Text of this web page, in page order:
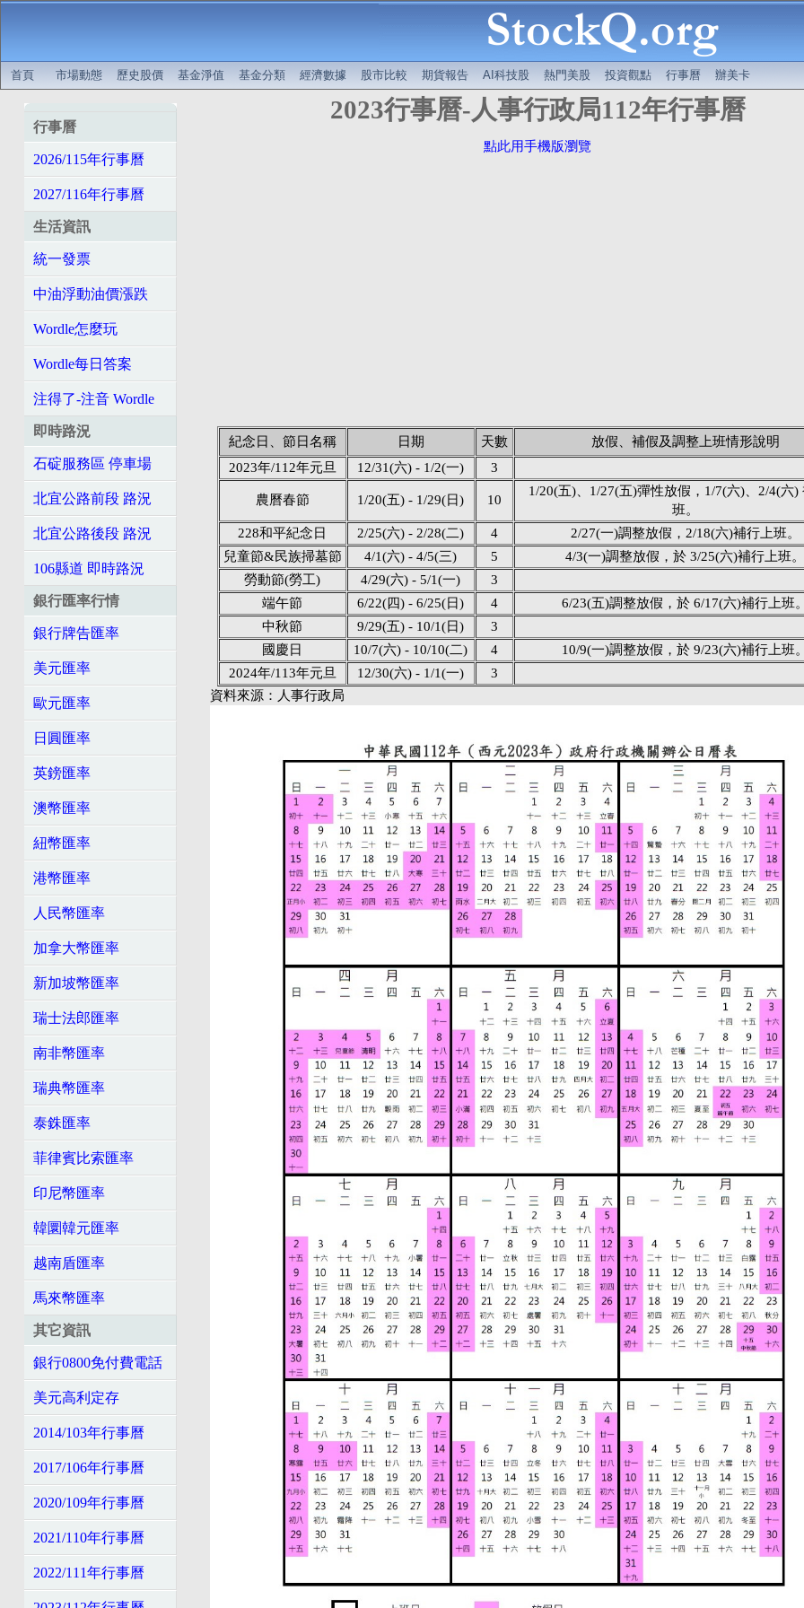
首頁 市場動態 歷史股價 基金淨值 基金分類 經濟數據 股市比較 期貨報告 AI科技股 熱門美股 投資觀點 行事曆 辦美卡
行事曆
2026/115年行事曆
2027/116年行事曆
生活資訊
統一發票
中油浮動油價漲跌
Wordle怎麼玩
Wordle每日答案
注得了-注音 Wordle
即時路況
石碇服務區 停車場
北宜公路前段 路況
北宜公路後段 路況
106縣道 即時路況
銀行匯率行情
銀行牌告匯率
美元匯率
歐元匯率
日圓匯率
英鎊匯率
澳幣匯率
紐幣匯率
港幣匯率
人民幣匯率
加拿大幣匯率
新加坡幣匯率
瑞士法郎匯率
南非幣匯率
瑞典幣匯率
泰銖匯率
菲律賓比索匯率
印尼幣匯率
韓圜韓元匯率
越南盾匯率
馬來幣匯率
其它資訊
銀行0800免付費電話
美元高利定存
2014/103年行事曆
2017/106年行事曆
2020/109年行事曆
2021/110年行事曆
2022/111年行事曆
2023行事曆-人事行政局112年行事曆
點此用手機版瀏覽
紀念日、節日名稱 日期 天數
放假、補假及調整上班情形說明
2023年/112年元旦
12/31(六) - 1/2(一) 3
農曆春節 1/20(五) - 1/29(日) 10
1/20(五)、1/27(五)彈性放假，1/7(六)、2/4(六)
班。
228和平紀念日
2/25(六) - 2/28(二) 4
2/27(一)調整放假，2/18(六)補行上班。
兒童節&民族掃墓節
4/1(六) - 4/5(三) 5
4/3(一)調整放假，於 3/25(六)補行上班。
勞動節(勞工)
4/29(六) - 5/1(一)
3
端午節
6/22(四) - 6/25(日) 4
6/23(五)調整放假，於 6/17(六)補行上班。
中秋節
9/29(五) - 10/1(日)
3
國慶日
10/7(六) - 10/10(二) 4
10/9(一)調整放假，於 9/23(六)補行上班。
2024年/113年元旦
12/30(六) - 1/1(一)
3
資料來源：人事行政局